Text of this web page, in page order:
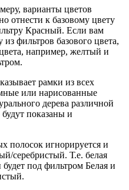
варианты цветов
отнести к базовому цвету
Красный. Если вам
фильтров базового цвета,
например, желтый и
рамки из всех
или нарисованные
дерева различной
показаны и
полосок игнорируется и
серебристый. Т.е. белая
под фильтром Белая и